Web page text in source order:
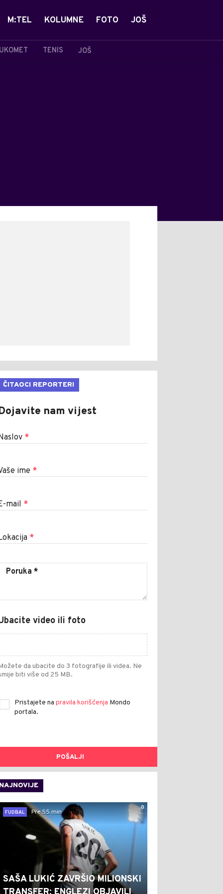
TENIS JOŠ
M:TEL KOLUMNE FOTO JOŠ
ČITAOCI REPORTERI
nam vijest
*
ime *
mail *
*
video ili foto
da ubacite do 3 fotografije ili videa. Ne
biti više od 25 MB.
Pristajete na pravila korišćenja Mondo
portala.
POŠALJI
NAJNOVIJE
0
FUDBAL
Pre 55 min
SAŠA LUKIĆ ZAVRŠIO MILIONSKI